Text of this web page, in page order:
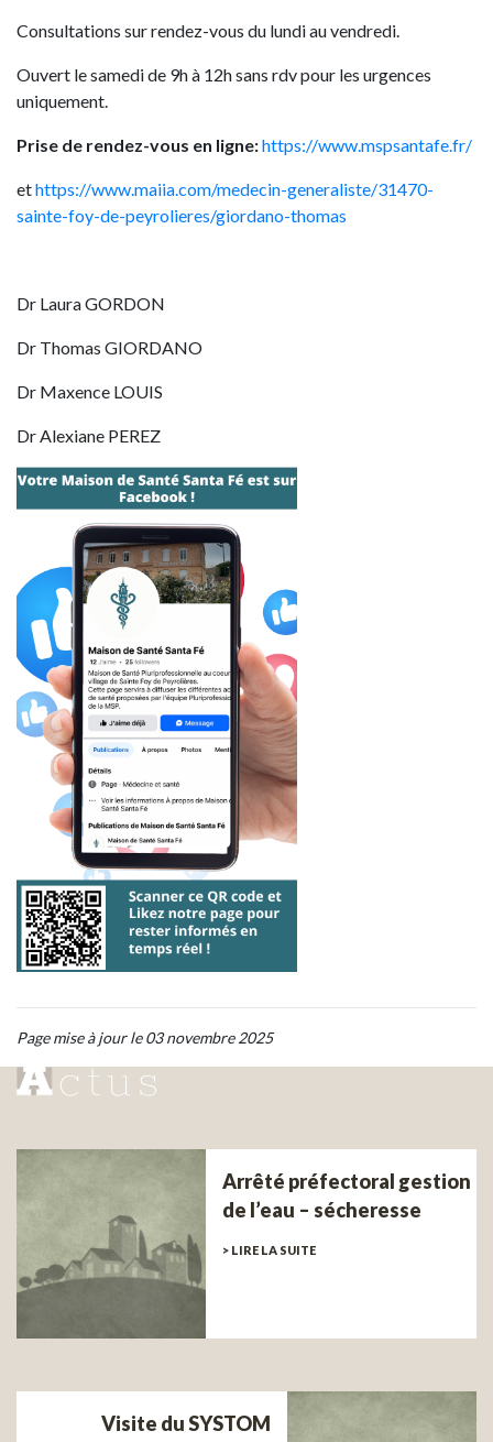
Consultations sur rendez-vous du lundi au vendredi.
Ouvert le samedi de 9h à 12h sans rdv pour les urgences
uniquement.
Prise de rendez-vous en ligne:https://www.mspsantafe.fr/
ethttps://www.maiia.com/medecin-generaliste/31470-
sainte-foy-de-peyrolieres/giordano-thomas
Dr Laura GORDON
Dr Thomas GIORDANO
Dr Maxence LOUIS
Dr Alexiane PEREZ
Page mise à jour le 03 novembre 2025
Arrêté préfectoral gestion
de l’eau – sécheresse
> LIRE LA SUITE
Visite du SYSTOM